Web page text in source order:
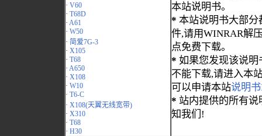
· V60
· T68D
· A61
· W50
· 简爱7G-3
· X105
· T68
· A650
· X108
· W10
· T6-C
· X108(天翼无线宽带)
· X310
· T68
· H30
本站说明书。
* 本站说明书大部分
件,请用WINRAR解
点免费下载。
* 如果您发现该说明
不能下载,请进入本
可以申请本站说明
* 站内提供的所有
知我们!